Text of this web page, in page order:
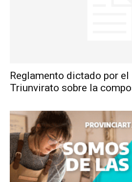
Reglamento dictado por
Triunvirato sobre la